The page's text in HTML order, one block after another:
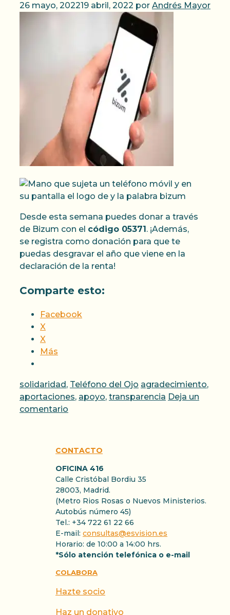
26 mayo, 202219 abril, 2022 por Andrés Mayor
Desde esta semana puedes donar a través
de Bizum con el código 05371 . ¡Además,
se registra como donación para que te
puedas desgravar el año que viene en la
declaración de la renta!
Comparte esto:
Facebook
X
X
Más
Categorías
solidaridad , Teléfono del Ojo Etiquetas
agradecimiento,
aportaciones, apoyo, transparencia Deja un
comentario
CONTACTO
OFICINA 416
Calle Cristóbal Bordiu 35
28003, Madrid.
(Metro Rios Rosas o Nuevos Ministerios.
Autobús número 45)
Tel.: +34 722 61 22 66
E-mail: consultas@esvision.es
Horario: de 10:00 a 14:00 hrs.
*Sólo atención telefónica o e-mail
COLABORA
Hazte socio
Haz un donativo